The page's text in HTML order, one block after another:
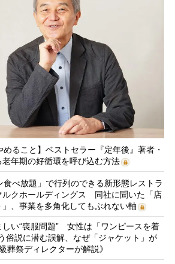
めること】ベストセラー『定年後』著者・
年期の好循環を呼び込む方法
食べ放題」で行列のできる新形態レストラ
ルクホールディングス 同社に聞いた「店
、事業を多角化してもぶれない軸
しい“喪服問題” 女性は「ワンピースを着
俗説に潜む誤解、なぜ「ジャケット」が
葬祭ディレクターが解説》